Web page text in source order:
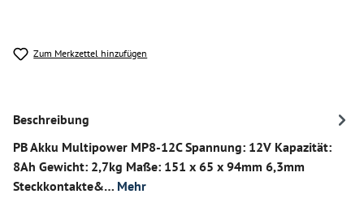
Zum Merkzettel hinzufügen
Beschreibung
PB Akku Multipower MP8-12C Spannung: 12V Kapazität:
8Ah Gewicht: 2,7kg Maße: 151 x 65 x 94mm 6,3mm
Steckkontakte&… Mehr